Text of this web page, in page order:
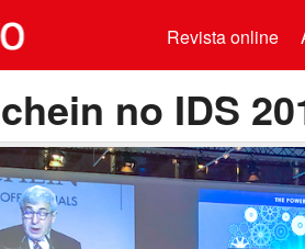
Revista online
no IDS